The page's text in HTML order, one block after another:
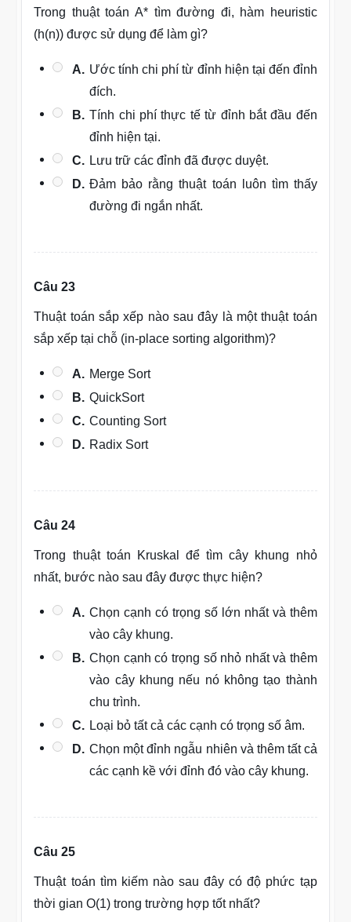
Trong thuật toán A* tìm đường đi, hàm heuristic
(h(n)) được sử dụng để làm gì?
A. Ước tính chi phí từ đỉnh hiện tại đến đỉnh
đích.
B. Tính chi phí thực tế từ đỉnh bắt đầu đến
đỉnh hiện tại.
C. Lưu trữ các đỉnh đã được duyệt.
D. Đảm bảo rằng thuật toán luôn tìm thấy
đường đi ngắn nhất.
Câu 23
Thuật toán sắp xếp nào sau đây là một thuật toán
sắp xếp tại chỗ (in-place sorting algorithm)?
A. Merge Sort
B. QuickSort
C. Counting Sort
D. Radix Sort
Câu 24
Trong thuật toán Kruskal để tìm cây khung nhỏ
nhất, bước nào sau đây được thực hiện?
A. Chọn cạnh có trọng số lớn nhất và thêm
vào cây khung.
B. Chọn cạnh có trọng số nhỏ nhất và thêm
vào cây khung nếu nó không tạo thành
chu trình.
C. Loại bỏ tất cả các cạnh có trọng số âm.
D. Chọn một đỉnh ngẫu nhiên và thêm tất cả
các cạnh kề với đỉnh đó vào cây khung.
Câu 25
Thuật toán tìm kiếm nào sau đây có độ phức tạp
thời gian O(1) trong trường hợp tốt nhất?